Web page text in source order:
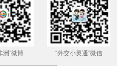
洲”微博 “外交小灵通”微信